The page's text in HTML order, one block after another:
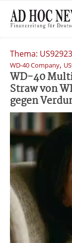
Thema:
WD-40 Company,
WD-40
Straw von
gegen